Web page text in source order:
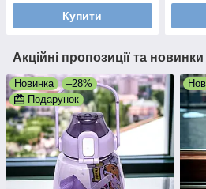
Купити
Акційні пропозиції та новинки
Новинка
–28%
Подарунок